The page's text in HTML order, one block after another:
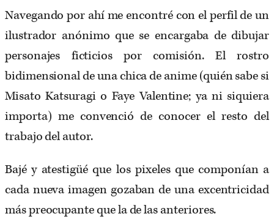
Navegando por ahí me encontré con el perfil de un
ilustrador anónimo que se encargaba de dibujar
personajes ficticios por comisión. El rostro
bidimensional de una chica de anime (quién sabe si
Misato Katsuragi o Faye Valentine; ya ni siquiera
importa) me convenció de conocer el resto del
trabajo del autor.
Bajé y atestigüé que los pixeles que componían a
cada nueva imagen gozaban de una excentricidad
más preocupante que la de las anteriores.